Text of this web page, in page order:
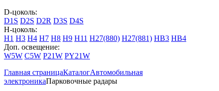
D-цоколь:
D1S D2S D2R D3S D4S
H-цоколь:
H1 H3 H4 H7 H8 H9 H11 H27(880) H27(881) HB3 HB4
Доп. освещение:
W5W C5W P21W PY21W
Главная страницаКаталогАвтомобильная
электроникаПарковочные радары